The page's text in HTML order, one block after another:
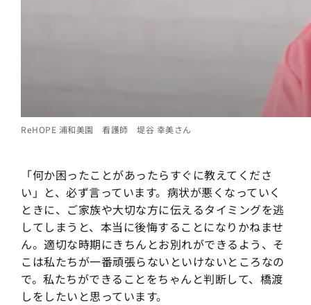
ReHOPE 浦和美園 看護師 堤谷 幸美さん
「何か困ったことがあったらすぐに教えてくださ
い」と、必ず言っています。病状が悪くなっていく
ときに、ご家族や大切な方に伝えるタイミングを逃
してしまうと、本当に後悔することになりかねませ
ん。適切な時期にきちんとお別れができるよう、そ
こは私たちが一番頑張らないといけないところなの
で。私たちができることをちゃんと判断して、橋渡
しをしたいと思っています。